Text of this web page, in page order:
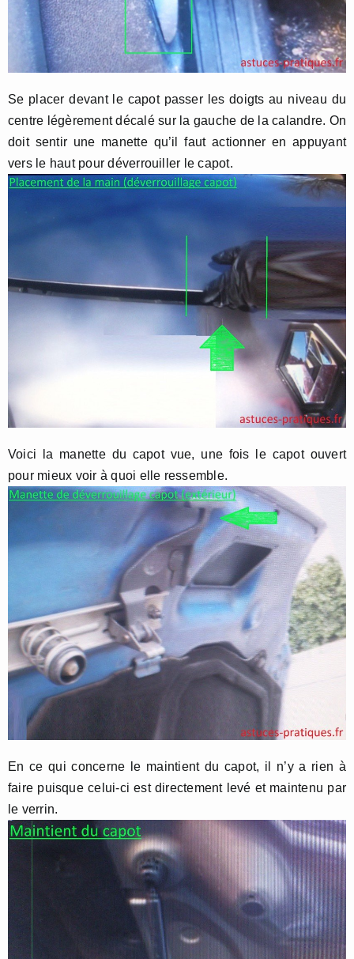
Se placer devant le capot passer les doigts au niveau du
centre légèrement décalé sur la gauche de la calandre. On
doit sentir une manette qu’il faut actionner en appuyant
vers le haut pour déverrouiller le capot.
Voici la manette du capot vue, une fois le capot ouvert
pour mieux voir à quoi elle ressemble.
En ce qui concerne le maintient du capot, il n’y a rien à
faire puisque celui-ci est directement levé et maintenu par
le verrin.